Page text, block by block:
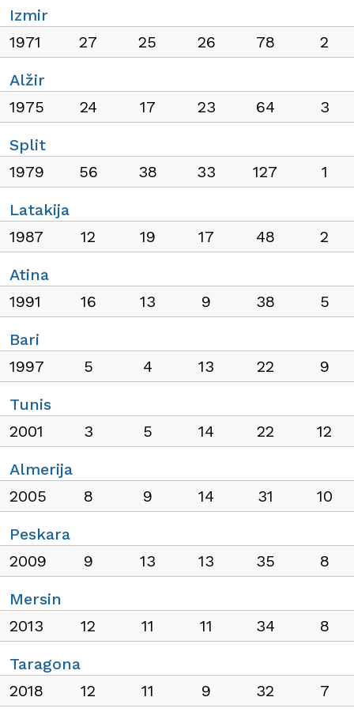
Izmir
1971
27 25 26 78
2
Alžir
1975
24 17 23 64
3
Split
1979
56 38 33 127
1
Latakija
1987
12 19 17 48
2
Atina
1991
16 13 9 38
5
Bari
1997
5 4 13 22
9
Tunis
2001
3 5 14 22
12
Almerija
2005
8 9 14 31
10
Peskara
2009
9 13 13 35
8
Mersin
2013
12 11 11 34
8
Taragona
2018
12 11 9 32 7